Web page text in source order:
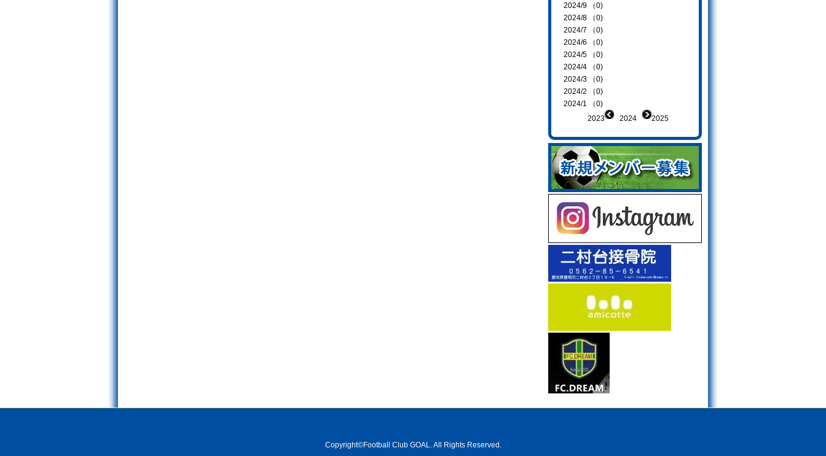
2024/9 （0)
2024/8 （0)
2024/7 （0)
2024/6 （0)
2024/5 （0)
2024/4 （0)
2024/3 （0)
2024/2 （0)
2024/1 （0)
2023
2024 2025
Copyright©Football Club GOAL. All Rights Reserved.